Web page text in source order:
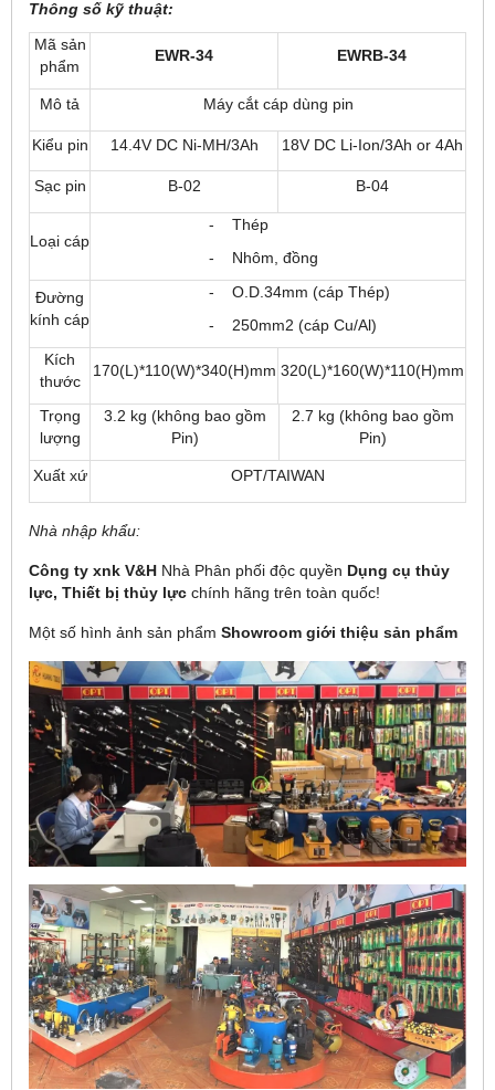
Thông số kỹ thuật:
Mã sản
phẩm
EWR-34 EWRB-34
Mô tả Máy cắt cáp dùng pin
Kiểu pin 14.4V DC Ni-MH/3Ah 18V DC Li-Ion/3Ah or 4Ah
Sạc pin B-02 B-04
Loại cáp
- Thép
- Nhôm, đồng
Đường
kính cáp
- O.D.34mm (cáp Thép)
- 250mm2 (cáp Cu/Al)
Kích
thước
170(L)*110(W)*340(H)mm 320(L)*160(W)*110(H)mm
Trọng
lượng
3.2 kg (không bao gồm
Pin)
2.7 kg (không bao gồm
Pin)
Xuất xứ OPT/TAIWAN
Nhà nhập khẩu:
Công ty xnk V&H Nhà Phân phối độc quyền Dụng cụ thủy
lực, Thiết bị thủy lực chính hãng trên toàn quốc!
Một số hình ảnh sản phẩm Showroom giới thiệu sản phẩm